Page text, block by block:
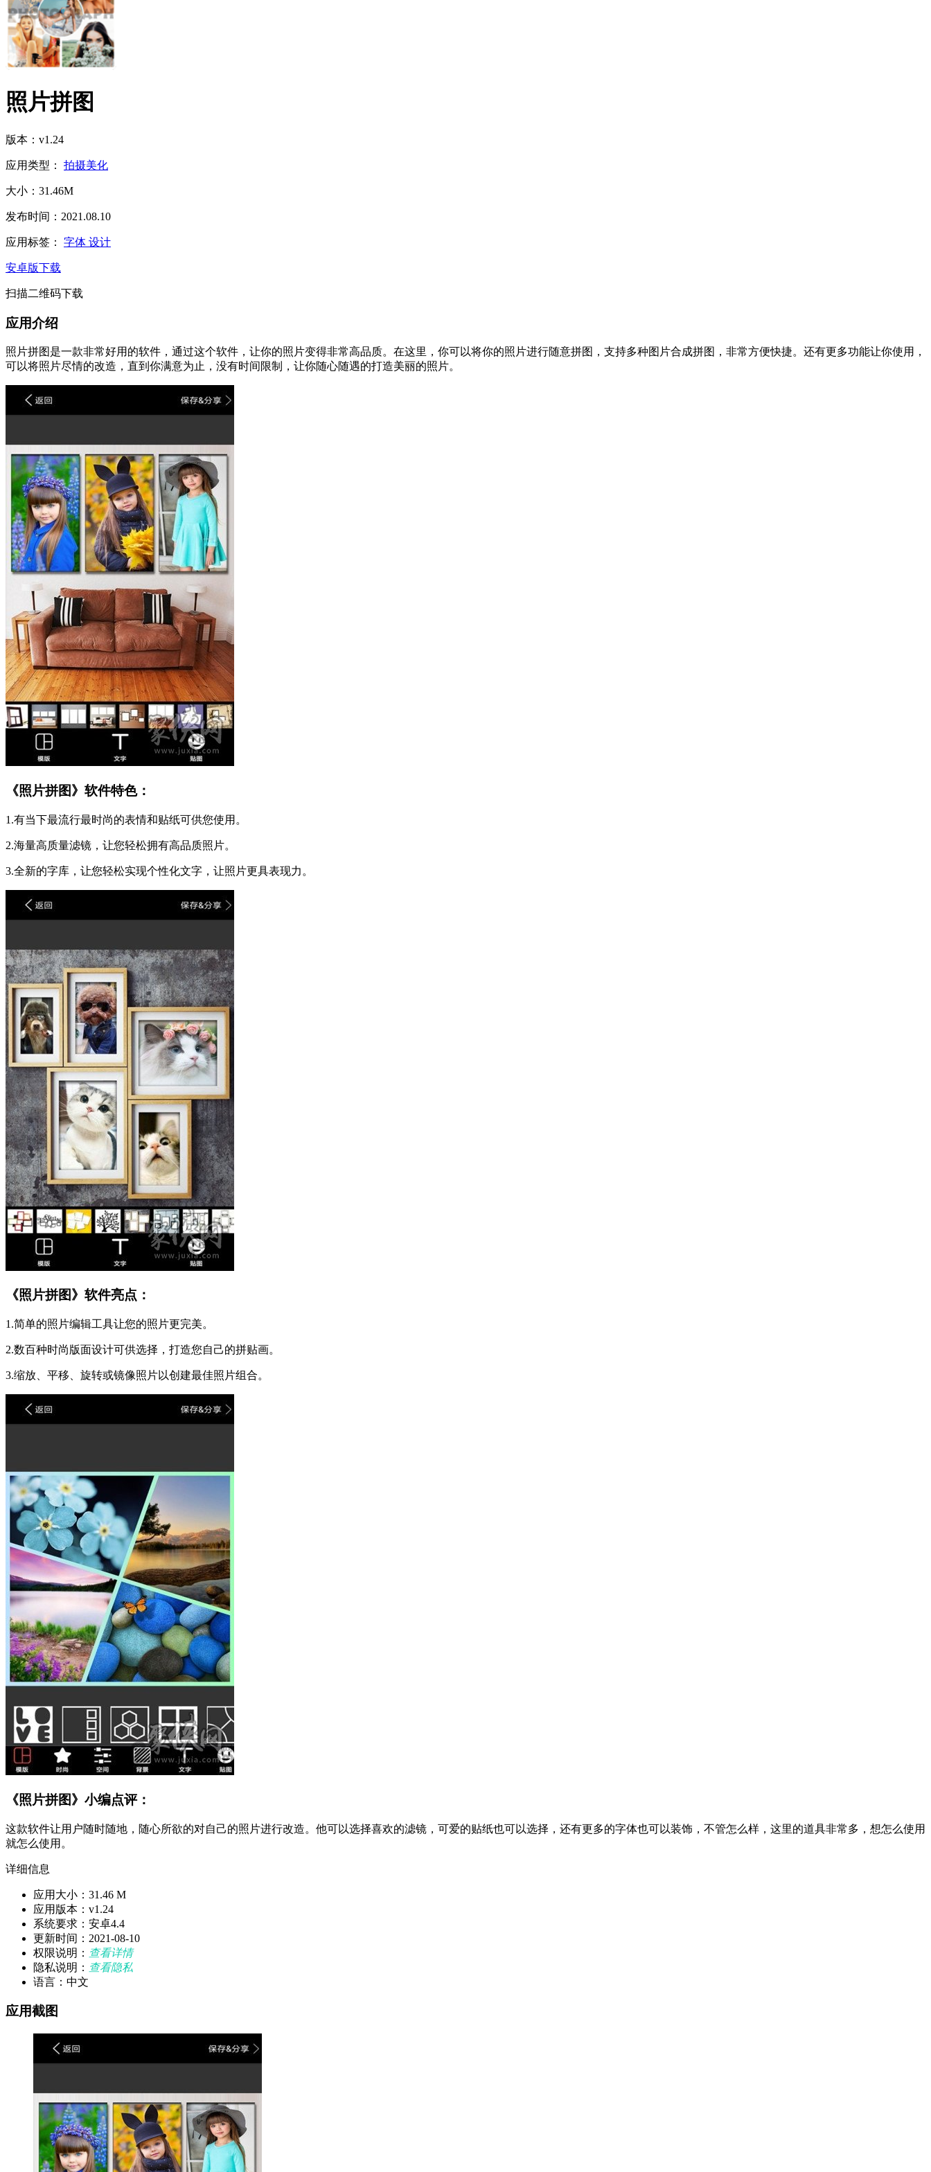
照片拼图
版本：v1.24
应用类型： 拍摄美化
大小：31.46M
发布时间：2021.08.10
应用标签： 字体 设计
安卓版下载
扫描二维码下载
应用介绍
照片拼图是一款非常好用的软件，通过这个软件，让你的照片变得非常高品质。在这里，你可以将你的照片进行随意拼图，支持多种图片合成拼图，非常方便快捷。还有更多功能让你使用，
可以将照片尽情的改造，直到你满意为止，没有时间限制，让你随心随遇的打造美丽的照片。
《照片拼图》软件特色：
1.有当下最流行最时尚的表情和贴纸可供您使用。
2.海量高质量滤镜，让您轻松拥有高品质照片。
3.全新的字库，让您轻松实现个性化文字，让照片更具表现力。
《照片拼图》软件亮点：
1.简单的照片编辑工具让您的照片更完美。
2.数百种时尚版面设计可供选择，打造您自己的拼贴画。
3.缩放、平移、旋转或镜像照片以创建最佳照片组合。
《照片拼图》小编点评：
这款软件让用户随时随地，随心所欲的对自己的照片进行改造。他可以选择喜欢的滤镜，可爱的贴纸也可以选择，还有更多的字体也可以装饰，不管怎么样，这里的道具非常多，想怎么使用
就怎么使用。
详细信息
应用大小：31.46 M
应用版本：v1.24
系统要求：安卓4.4
更新时间：2021-08-10
权限说明： 查看详情
隐私说明： 查看隐私
语言：中文
应用截图